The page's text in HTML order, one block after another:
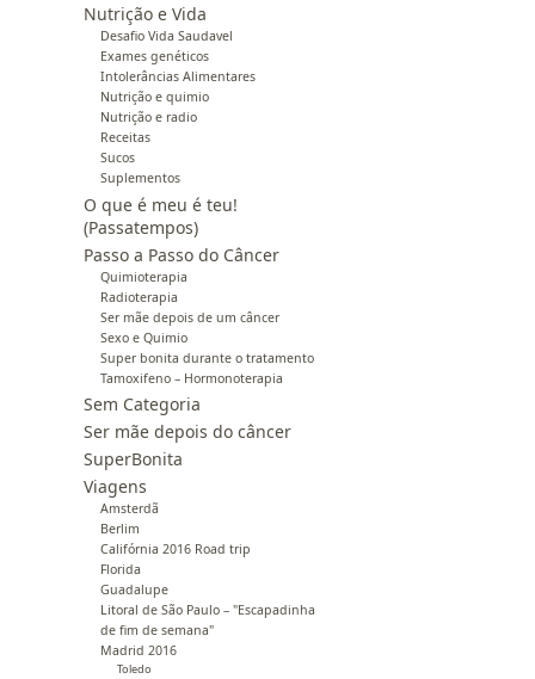
Nutrição e Vida
Desafio Vida Saudavel
Exames genéticos
Intolerâncias Alimentares
Nutrição e quimio
Nutrição e radio
Receitas
Sucos
Suplementos
O que é meu é teu!
(Passatempos)
Passo a Passo do Câncer
Quimioterapia
Radioterapia
Ser mãe depois de um câncer
Sexo e Quimio
Super bonita durante o tratamento
Tamoxifeno – Hormonoterapia
Sem Categoria
Ser mãe depois do câncer
SuperBonita
Viagens
Amsterdã
Berlim
Califórnia 2016 Road trip
Florida
Guadalupe
Litoral de São Paulo – "Escapadinha
de fim de semana"
Madrid 2016
Toledo